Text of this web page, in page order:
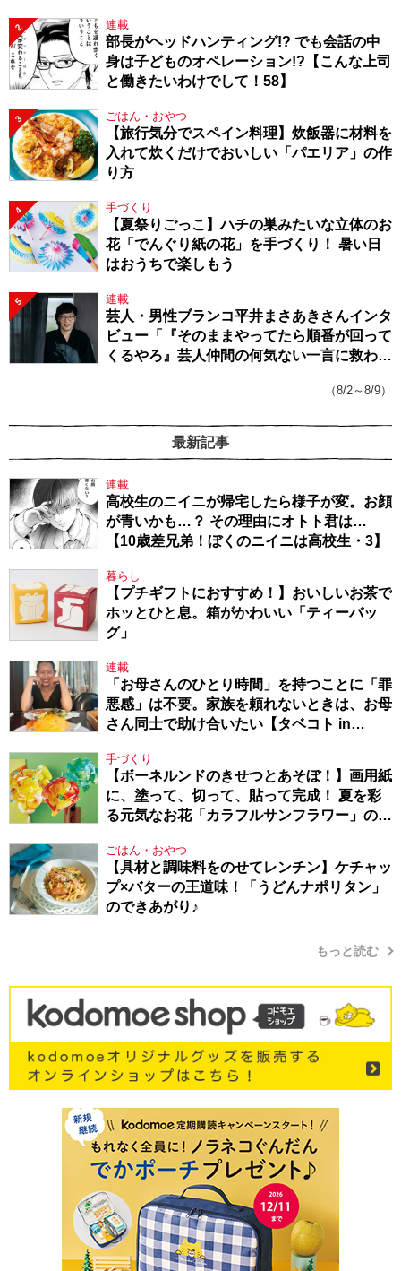
2 連載
部長がヘッドハンティング!? でも会話の中
身は子どものオペレーション!?【こんな上司
と働きたいわけでして！58】
3 ごはん・おやつ
【旅行気分でスペイン料理】炊飯器に材料を
入れて炊くだけでおいしい「パエリア」の作
り方
4 手づくり
【夏祭りごっこ】ハチの巣みたいな立体のお
花「でんぐり紙の花」を手づくり！ 暑い日
はおうちで楽しもう
5 連載
芸人・男性ブランコ平井まさあきさんインタ
ビュー「『そのままやってたら順番が回って
くるやろ』芸人仲間の何気ない一言に救われ
（8/2～8/9）
最新記事
連載
高校生のニイニが帰宅したら様子が変。お顔
が青いかも…？ その理由にオトト君は…
【10歳差兄弟！ぼくのニイニは高校生・3】
暮らし
【プチギフトにおすすめ！】おいしいお茶で
ホッとひと息。箱がかわいい「ティーバッ
グ」
連載
「お母さんのひとり時間」を持つことに「罪
悪感」は不要。家族を頼れないときは、お母
さん同士で助け合いたい【タベコト in
手づくり
【ボーネルンドのきせつとあそぼ！】画用紙
に、塗って、切って、貼って完成！ 夏を彩
る元気なお花「カラフルサンフラワー」の作
ごはん・おやつ
【具材と調味料をのせてレンチン】ケチャッ
プ×バターの王道味！「うどんナポリタン」
のできあがり♪
もっと読む